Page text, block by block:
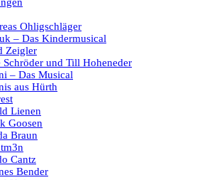
Ohligschläger
– Das Kindermusical
Zeigler
Schröder und Till Hoheneder
– Das Musical
aus Hürth
Lienen
Goosen
Braun
Cantz
Bender